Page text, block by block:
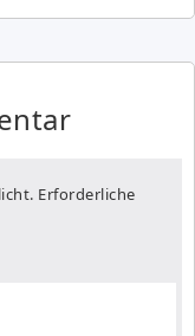
Erforderliche